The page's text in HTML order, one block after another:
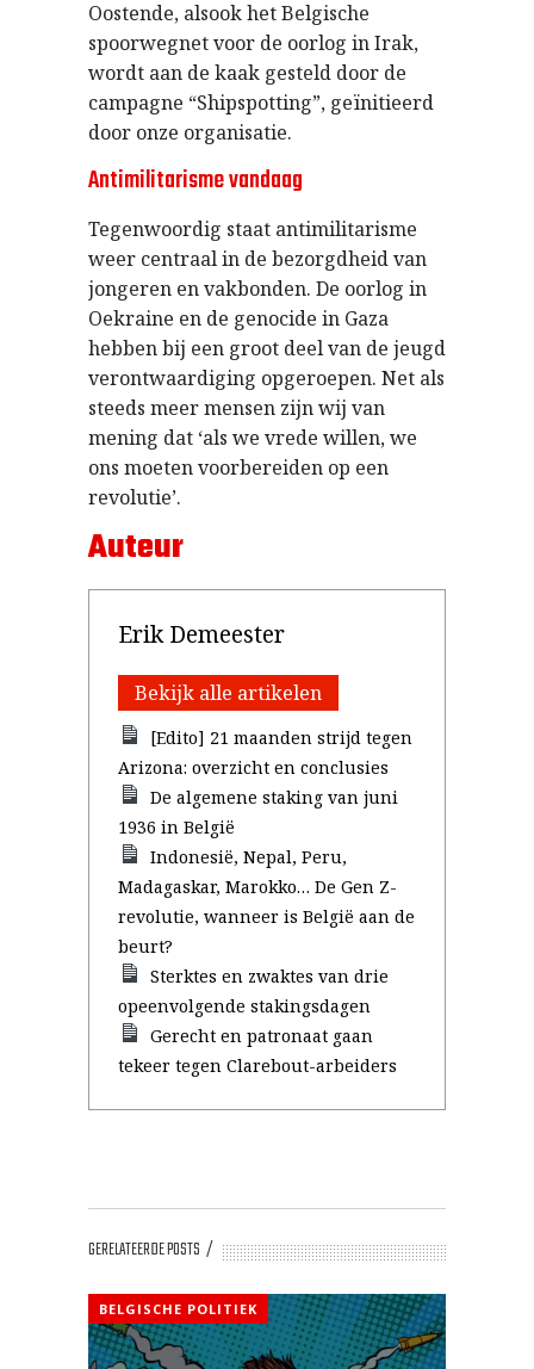
Oostende, alsook het Belgische
spoorwegnet voor de oorlog in Irak,
wordt aan de kaak gesteld door de
campagne “Shipspotting”, geïnitieerd
door onze organisatie.
Antimilitarisme vandaag
Tegenwoordig staat antimilitarisme
weer centraal in de bezorgdheid van
jongeren en vakbonden. De oorlog in
Oekraine en de genocide in Gaza
hebben bij een groot deel van de jeugd
verontwaardiging opgeroepen. Net als
steeds meer mensen zijn wij van
mening dat ‘als we vrede willen, we
ons moeten voorbereiden op een
revolutie’.
Auteur
Erik Demeester
Bekijk alle artikelen
[Edito] 21 maanden strijd tegen
Arizona: overzicht en conclusies
De algemene staking van juni
1936 in België
Indonesië, Nepal, Peru,
Madagaskar, Marokko… De Gen Z-
revolutie, wanneer is België aan de
beurt?
Sterktes en zwaktes van drie
opeenvolgende stakingsdagen
Gerecht en patronaat gaan
tekeer tegen Clarebout-arbeiders
GERELATEERDE POSTS
BELGISCHE POLITIEK